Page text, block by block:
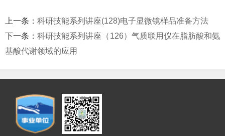
上一条： 科研技能系列讲座(128)电子显微镜样品准备方法
下一条：科研技能系列讲座（126）气质联用仪在脂肪酸和氨
基酸代谢领域的应用